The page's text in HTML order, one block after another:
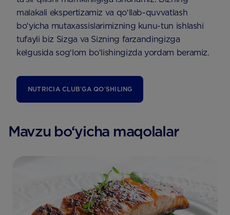
malakali ekspertizamiz va qoʻllab-quvvatlash
boʻyicha mutaxassislarimizning kunu-tun ishlashi
tufayli biz Sizga va Sizning farzandingizga
kelgusida sogʻlom boʻlishingizda yordam beramiz.
NUTRICIA CLUBʼGA QOʻSHILING
Mavzu bo‘yicha maqolalar